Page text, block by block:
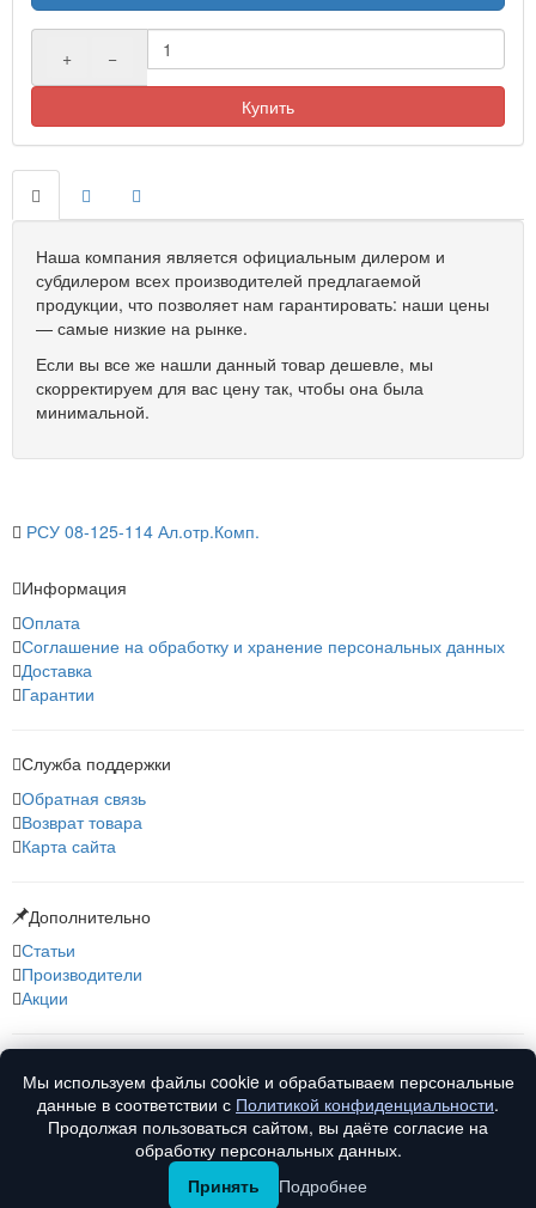
+ −
Купить
Наша компания является официальным дилером и
субдилером всех производителей предлагаемой
продукции, что позволяет нам гарантировать: наши цены
— самые низкие на рынке.
Если вы все же нашли данный товар дешевле, мы
скорректируем для вас цену так, чтобы она была
минимальной.
РСУ 08-125-114 Ал.отр.Комп.
Информация
Оплата
Соглашение на обработку и хранение персональных данных
Доставка
Гарантии
Служба поддержки
Обратная связь
Возврат товара
Карта сайта
Дополнительно
Статьи
Производители
Акции
О компании
Контакты
Мы используем файлы cookie и обрабатываем персональные
данные в соответствии с Политикой конфиденциальности.
Продолжая пользоваться сайтом, вы даёте согласие на
обработку персональных данных.
Принять
Подробнее